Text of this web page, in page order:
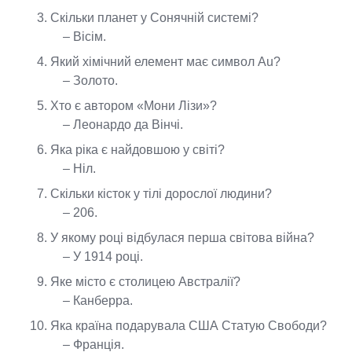
Скільки планет у Сонячній системі?
– Вісім.
Який хімічний елемент має символ Au?
– Золото.
Хто є автором «Мони Лізи»?
– Леонардо да Вінчі.
Яка ріка є найдовшою у світі?
– Ніл.
Скільки кісток у тілі дорослої людини?
– 206.
У якому році відбулася перша світова війна?
– У 1914 році.
Яке місто є столицею Австралії?
– Канберра.
Яка країна подарувала США Статую Свободи?
– Франція.